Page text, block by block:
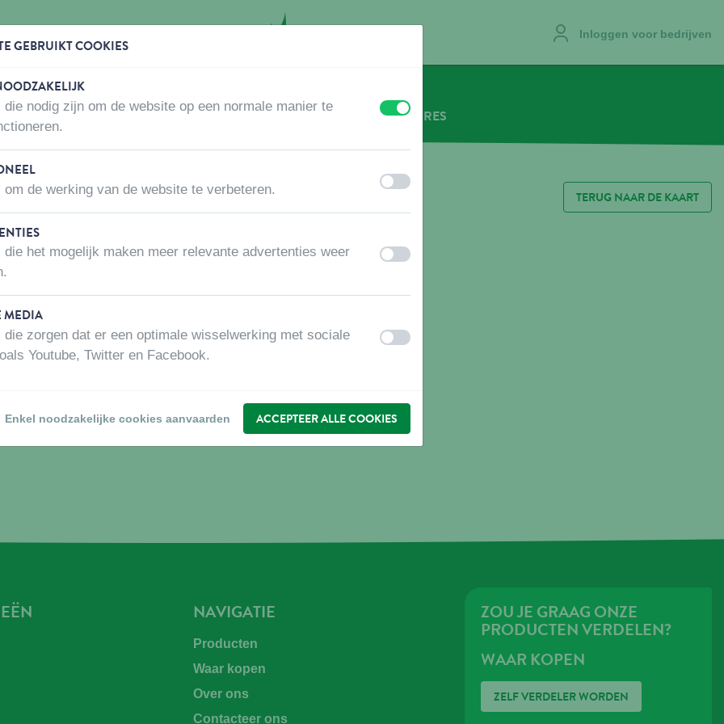
Inloggen voor bedrijven
WAAR KOPEN OVER ONS CONTACTEER ONS VACATURES
producten!
aanbevolen winkel(s) om er zeker van te
niet het geval zijn, aarzel dan niet om
TERUG NAAR DE KAART
NAVIGATIE
Producten
Waar kopen
Over ons
Contacteer ons
ZOU JE GRAAG ONZE
PRODUCTEN VERDELEN?
WAAR KOPEN
ZELF VERDELER WORDEN
GEBRUIKT COOKIES
die nodig zijn om de website op een normale manier te
uitaan
om de werking van de website te verbeteren. uit aan
die het mogelijk maken meer relevante advertenties weer
uitaan
MEDIA
die zorgen dat er een optimale wisselwerking met sociale
Youtube, Twitter en Facebook.
uit aan
Enkel noodzakelijke cookies aanvaarden ACCEPTEER ALLE COOKIES